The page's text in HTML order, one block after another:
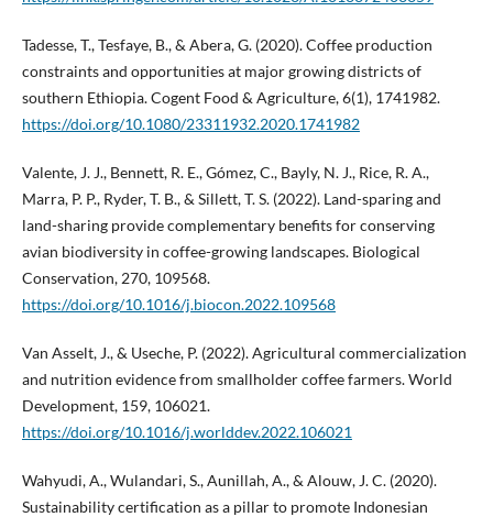
Tadesse, T., Tesfaye, B., & Abera, G. (2020). Coffee production
constraints and opportunities at major growing districts of
southern Ethiopia. Cogent Food & Agriculture, 6(1), 1741982.
https://doi.org/10.1080/23311932.2020.1741982
Valente, J. J., Bennett, R. E., Gómez, C., Bayly, N. J., Rice, R. A.,
Marra, P. P., Ryder, T. B., & Sillett, T. S. (2022). Land-sparing and
land-sharing provide complementary benefits for conserving
avian biodiversity in coffee-growing landscapes. Biological
Conservation, 270, 109568.
https://doi.org/10.1016/j.biocon.2022.109568
Van Asselt, J., & Useche, P. (2022). Agricultural commercialization
and nutrition evidence from smallholder coffee farmers. World
Development, 159, 106021.
https://doi.org/10.1016/j.worlddev.2022.106021
Wahyudi, A., Wulandari, S., Aunillah, A., & Alouw, J. C. (2020).
Sustainability certification as a pillar to promote Indonesian